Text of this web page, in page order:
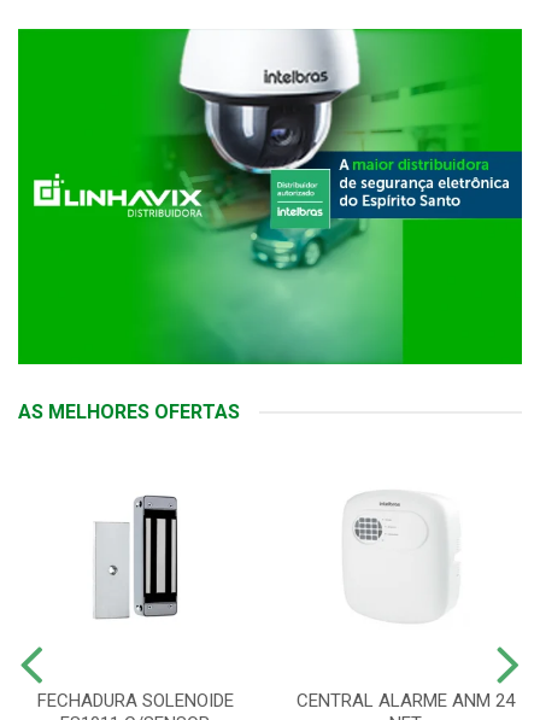
AS MELHORES OFERTAS
FECHADURA SOLENOIDE
CENTRAL ALARME ANM 24